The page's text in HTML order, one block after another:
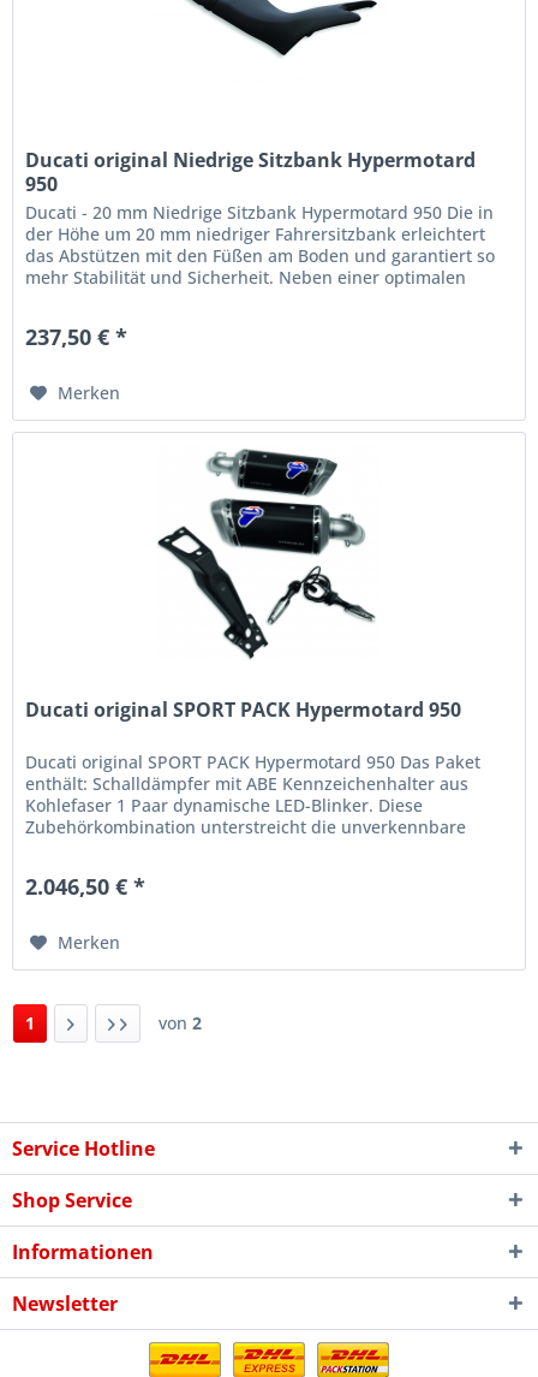
Ducati original Niedrige Sitzbank Hypermotard
950
Ducati - 20 mm Niedrige Sitzbank Hypermotard 950 Die in
der Höhe um 20 mm niedriger Fahrersitzbank erleichtert
das Abstützen mit den Füßen am Boden und garantiert so
mehr Stabilität und Sicherheit. Neben einer optimalen
237,50 € *
Merken
Ducati original SPORT PACK Hypermotard 950
Ducati original SPORT PACK Hypermotard 950 Das Paket
enthält: Schalldämpfer mit ABE Kennzeichenhalter aus
Kohlefaser 1 Paar dynamische LED-Blinker. Diese
Zubehörkombination unterstreicht die unverkennbare
2.046,50 € *
Merken
1 von 2
Service Hotline
Shop Service
Informationen
Newsletter